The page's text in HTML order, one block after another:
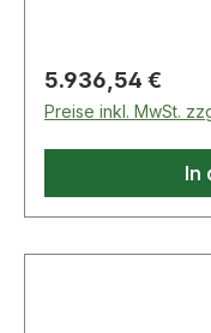
Regulärer Preis:
5.936,54 €
Preise inkl. MwSt.
In